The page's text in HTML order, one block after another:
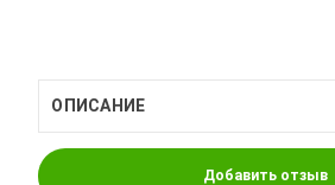
ОПИСАНИЕ
Добавить отзыв